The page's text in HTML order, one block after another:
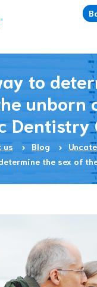
to
unborn
Dentistry
us Blog
the sex of